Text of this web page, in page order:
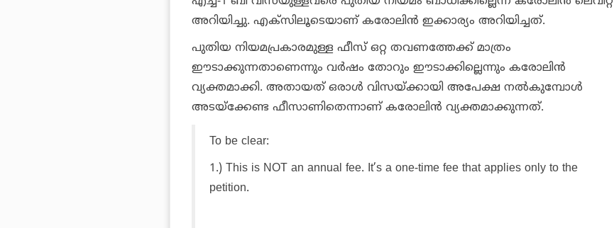
അറിയിച്ചു. എക്സിലൂടെയാണ് കരോലിന്‍ ഇക്കാര്യം അറിയിച്ചത്.
പുതിയ നിയമപ്രകാരമുള്ള ഫീസ് ഒറ്റ തവണത്തേക്ക് മാത്രം
ഈടാക്കുന്നതാണെന്നും വര്‍ഷം തോറും ഈടാക്കില്ലെന്നും കരോലിന്‍
വ്യക്തമാക്കി. അതായത് ഒരാള്‍ വിസയ്ക്കായി അപേക്ഷ നല്‍കുമ്പോള്‍
അടയ്ക്കേണ്ട ഫീസാണിതെന്നാണ് കരോലിന്‍ വ്യക്തമാക്കുന്നത്.
To be clear:
1.) This is NOT an annual fee. It’s a one-time fee that applies only to the
petition.